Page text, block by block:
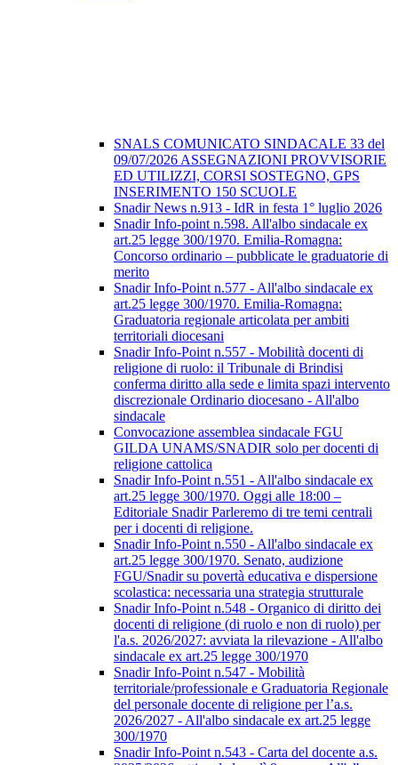
SNALS COMUNICATO SINDACALE 33 del
09/07/2026 ASSEGNAZIONI PROVVISORIE
ED UTILIZZI, CORSI SOSTEGNO, GPS
INSERIMENTO 150 SCUOLE
Snadir News n.913 - IdR in festa 1° luglio 2026
Snadir Info-point n.598. All'albo sindacale ex
art.25 legge 300/1970. Emilia-Romagna:
Concorso ordinario – pubblicate le graduatorie di
merito
Snadir Info-Point n.577 - All'albo sindacale ex
art.25 legge 300/1970. Emilia-Romagna:
Graduatoria regionale articolata per ambiti
territoriali diocesani
Snadir Info-Point n.557 - Mobilità docenti di
religione di ruolo: il Tribunale di Brindisi
conferma diritto alla sede e limita spazi intervento
discrezionale Ordinario diocesano - All'albo
sindacale
Convocazione assemblea sindacale FGU
GILDA UNAMS/SNADIR solo per docenti di
religione cattolica
Snadir Info-Point n.551 - All'albo sindacale ex
art.25 legge 300/1970. Oggi alle 18:00 –
Editoriale Snadir Parleremo di tre temi centrali
per i docenti di religione.
Snadir Info-Point n.550 - All'albo sindacale ex
art.25 legge 300/1970. Senato, audizione
FGU/Snadir su povertà educativa e dispersione
scolastica: necessaria una strategia strutturale
Snadir Info-Point n.548 - Organico di diritto dei
docenti di religione (di ruolo e non di ruolo) per
l'a.s. 2026/2027: avviata la rilevazione - All'albo
sindacale ex art.25 legge 300/1970
Snadir Info-Point n.547 - Mobilità
territoriale/professionale e Graduatoria Regionale
del personale docente di religione per l’a.s.
2026/2027 - All'albo sindacale ex art.25 legge
300/1970
Snadir Info-Point n.543 - Carta del docente a.s.